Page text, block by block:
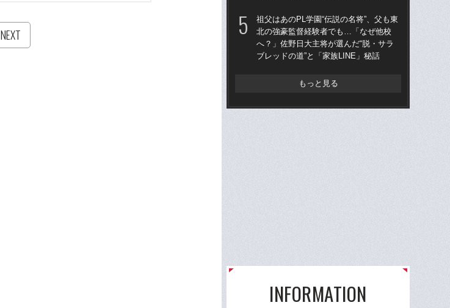
NEXT
祖父はあのPL学園“伝説の名将”、父も東
北の強豪監督経験者でも…「なぜ他校
へ？」佐野日大主将が選んだ“脱・サラ
ブレッドの道”と「家族LINE」秘話
もっと見る
INFORMATION